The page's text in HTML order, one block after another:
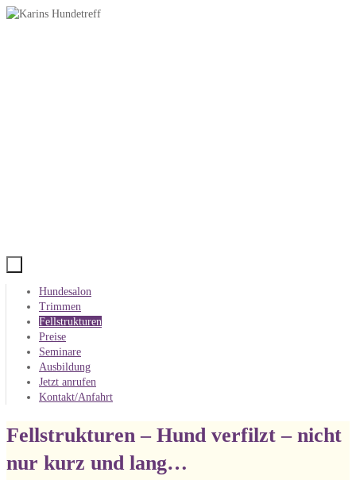
Zum
Inhalt
springen
Hundesalon
Trimmen
Fellstrukturen
Preise
Seminare
Ausbildung
Jetzt anrufen
Kontakt/Anfahrt
Fellstrukturen – Hund verfilzt – nicht
nur kurz und lang…